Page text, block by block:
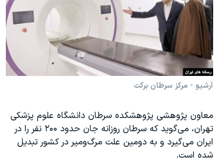
فرهنگ و زندگی
حقوق شهروندی
علم و فناوری
آرشیو پخش زنده
مستندها
انتخابات ریاست جمهوری آمریکا ۲۰۲۴
حمله جمهوری اسلامی به اسرائیل
رمز مهسا
مجموعه مستندهای دادخواهی
تریبونال مردمی آبان ۹۸
دادگاه حمید نوری
دنبال کنید
زبانهای مختلف
آرشیو - مرکز سرطان برکت
معاون پژوهشی پژوهشکده سرطان دانشگاه علوم پزشکی
تهران، می‌گوید که سرطان روزانه جان حدود ۲۰۰ نفر را در
ایران می‌گیرد و به دومین علت مرگ‌ومیر در کشور تبدیل
شده است.